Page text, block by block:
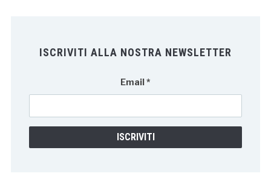
ISCRIVITI ALLA NOSTRA NEWSLETTER
Email*